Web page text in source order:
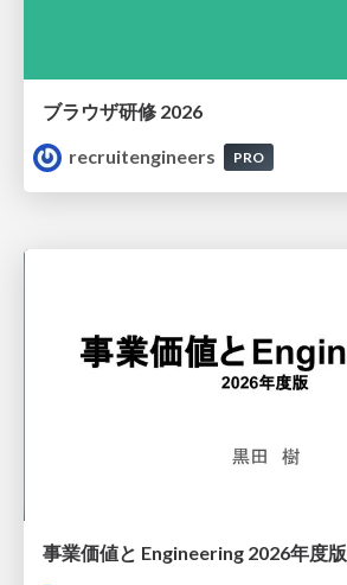
ブラウザ研修 2026
recruitengineers
PRO
事業価値と Engineering 2026年度版